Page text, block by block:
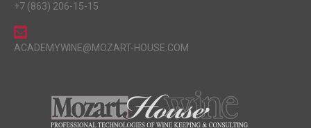
+7 (863) 206-15-15
ACADEMYWINE@MOZART-HOUSE.COM